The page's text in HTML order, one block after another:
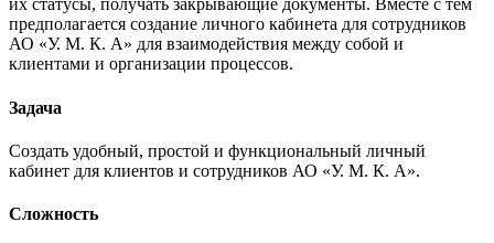
их статусы, получать закрывающие документы. Вместе с тем
предполагается создание личного кабинета для сотрудников
АО «У. М. К. А» для взаимодействия между собой и
клиентами и организации процессов.
Задача
Создать удобный, простой и функциональный личный
кабинет для клиентов и сотрудников АО «У. М. К. А».
Сложность